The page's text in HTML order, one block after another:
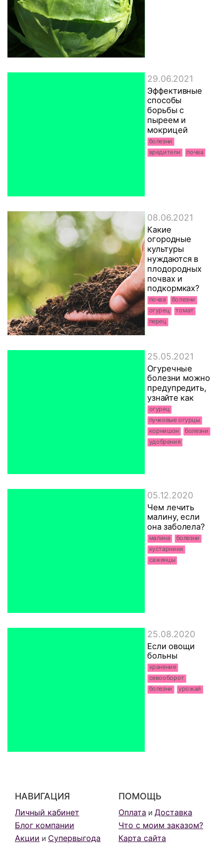
29.06.2021
Эффективные
способы
борьбы с
пыреем и
мокрицей
болезни
вредители
почва
08.06.2021
Какие
огородные
культуры
нуждаются в
плодородных
почвах и
подкормках?
почва
болезни
огурец
томат
перец
25.05.2021
Огуречные
болезни можно
предупредить,
узнайте как
огурец
пучковые огурцы
корнишон
болезни
удобрения
05.12.2020
Чем лечить
малину, если
она заболела?
малина
болезни
кустарники
саженцы
25.08.2020
Если овощи
больны
хранение
севооборот
болезни
урожай
НАВИГАЦИЯ
Личный кабинет
Блог компании
Акции и Супервыгода
ПОМОЩЬ
Оплата и Доставка
Что с моим заказом?
Карта сайта